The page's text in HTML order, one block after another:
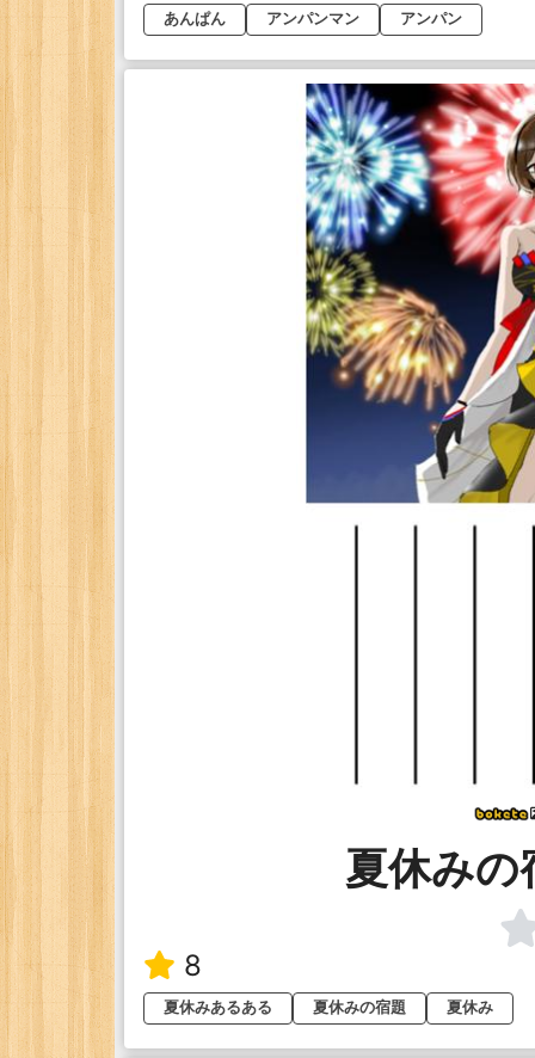
あんぱん アンパンマン アンパン
夏休みの
8
夏休みあるある 夏休みの宿題 夏休み